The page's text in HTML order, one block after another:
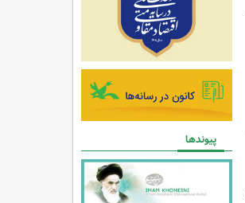
پیوندها